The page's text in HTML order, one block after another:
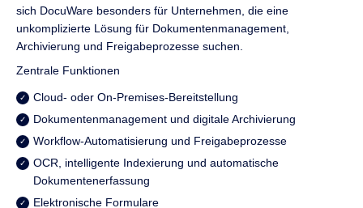
sich DocuWare besonders für Unternehmen, die eine
unkomplizierte Lösung für Dokumentenmanagement,
Archivierung und Freigabeprozesse suchen.
Zentrale Funktionen
Cloud- oder On-Premises-Bereitstellung
Dokumentenmanagement und digitale Archivierung
Workflow-Automatisierung und Freigabeprozesse
OCR, intelligente Indexierung und automatische
Dokumentenerfassung
Elektronische Formulare